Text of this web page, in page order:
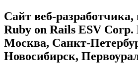
Cайт веб-
Ruby on Rails ESV Corp.
Москва, Санкт-
Новосибирск,